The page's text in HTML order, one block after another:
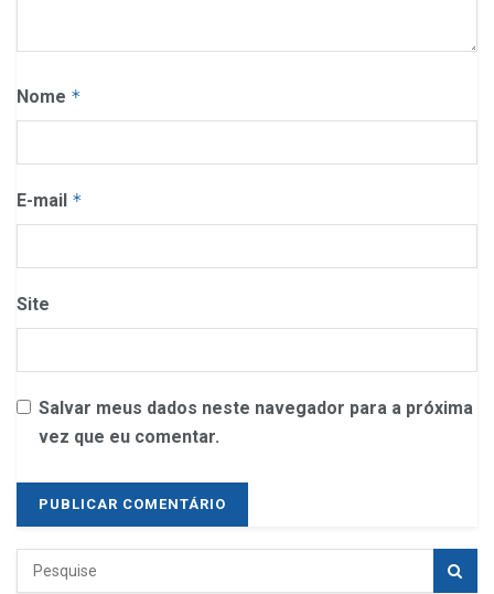
Nome *
E-mail *
Site
Salvar meus dados neste navegador para a próxima
vez que eu comentar.